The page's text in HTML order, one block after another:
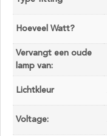
Hoeveel Watt?
Vervangt een oude
lamp van:
Lichtkleur
Voltage: